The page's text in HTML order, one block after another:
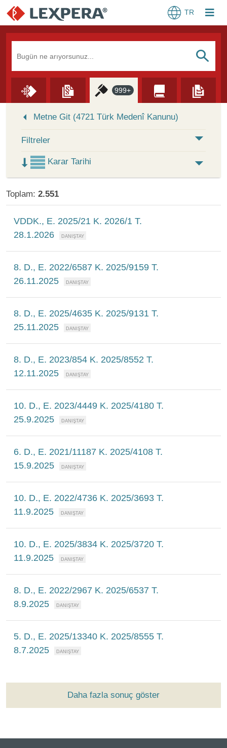
TR
S
999+
Metne Git (4721 Türk Medenî Kanunu)
Filtreler
Karar Tarihi
Toplam: 2.551
VDDK., E. 2025/21 K. 2026/1 T.
28.1.2026
8. D., E. 2022/6587 K. 2025/9159 T.
26.11.2025
8. D., E. 2025/4635 K. 2025/9131 T.
25.11.2025
8. D., E. 2023/854 K. 2025/8552 T.
12.11.2025
10. D., E. 2023/4449 K. 2025/4180 T.
25.9.2025
6. D., E. 2021/11187 K. 2025/4108 T.
15.9.2025
10. D., E. 2022/4736 K. 2025/3693 T.
11.9.2025
10. D., E. 2025/3834 K. 2025/3720 T.
11.9.2025
8. D., E. 2022/2967 K. 2025/6537 T.
8.9.2025
5. D., E. 2025/13340 K. 2025/8555 T.
8.7.2025
Daha fazla sonuç göster